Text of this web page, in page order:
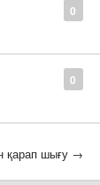
0
0
қарап шығу →